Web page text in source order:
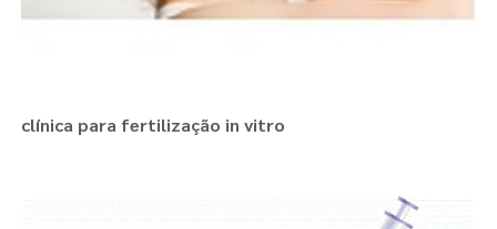
clínica para fertilização in vitro